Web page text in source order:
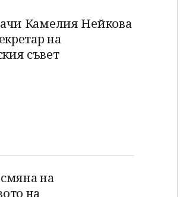
Камелия Нейкова
на
съвет
на
на